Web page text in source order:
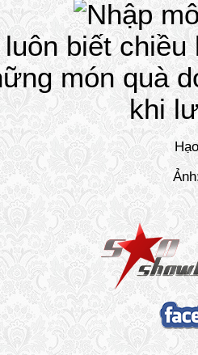
biết
món quà
khi